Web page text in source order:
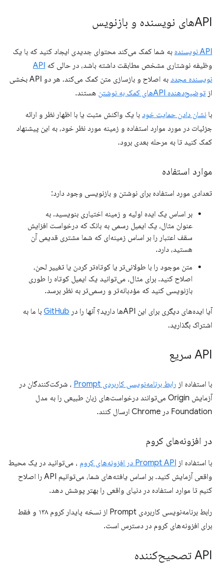
APIهای نویسنده و بازنویس
API نویسنده
به شما کمک می‌کند محتوای جدیدی ایجاد کنید که با یک
وظیفه نوشتاری مشخص مطابقت داشته باشد، در حالی که API
نویسنده مجدد
به اصلاح و بازسازی متن کمک می‌کند. هر دو API بخشی
از توضیح‌دهنده APIهای کمک به نوشتن هستند.
با نشان دادن حمایت خود با یک واکنش مثبت یا با اظهار نظر و ارائه
جزئیات در مورد موارد استفاده و زمینه مورد نظر خود، به این پیشنهاد
کمک کنید تا به مرحله بعدی برود.
موارد استفاده
تعدادی مورد استفاده برای نوشتن و بازنویسی وجود دارد:
بر اساس یک ایده اولیه و زمینه اختیاری بنویسید. به
عنوان مثال، یک ایمیل رسمی به بانک که درخواست افزایش
سقف اعتبار را بر اساس زمینه‌ای که شما مشتری قدیمی آن
هستید، دارد.
متن موجود را با طولانی‌تر یا کوتاه‌تر کردن یا تغییر لحن،
اصلاح کنید. برای مثال، می‌توانید یک ایمیل کوتاه را طوری
بازنویسی کنید که مؤدبانه‌تر و رسمی‌تر به نظر برسد.
آیا ایده‌های دیگری برای این APIها دارید؟ آنها را در GitHub با ما به
اشتراک بگذارید.
API سریع
با استفاده از رابط برنامه‌نویسی کاربردی Prompt
، شرکت‌کنندگان در
آزمایش Origin می‌توانند درخواست‌های زبان طبیعی را به مدل
Foundation در Chrome ارسال کنند.
در افزونه‌های کروم
با استفاده از Prompt API در افزونه‌های کروم
، می‌توانید در یک محیط
واقعی آزمایش کنید. بر اساس یافته‌های شما، می‌توانیم API را اصلاح
کنیم تا موارد استفاده در دنیای واقعی را بهتر پوشش دهد.
رابط برنامه‌نویسی کاربردی Prompt از نسخه پایدار کروم ۱۳۸ و فقط
برای افزونه‌های کروم در دسترس است.
API تصحیح‌کننده